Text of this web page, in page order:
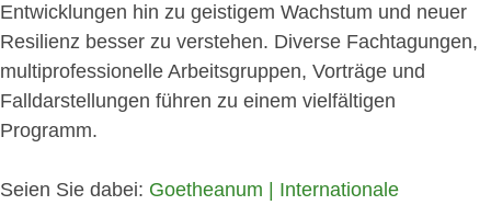
Entwicklungen hin zu geistigem Wachstum und neuer
Resilienz besser zu verstehen. Diverse Fachtagungen,
multiprofessionelle Arbeitsgruppen, Vorträge und
Falldarstellungen führen zu einem vielfältigen
Programm.
Seien Sie dabei: Goetheanum | Internationale